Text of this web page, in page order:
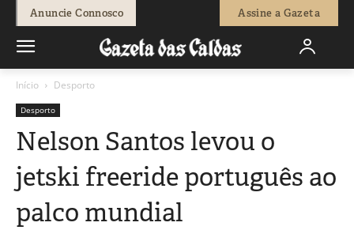
Anuncie Connosco Assine a Gazeta
Início Desporto
Desporto
Nelson Santos levou o
jetski freeride português ao
palco mundial